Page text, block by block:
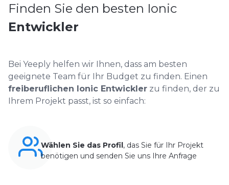
Finden Sie den besten Ionic
Entwickler
Bei Yeeply helfen wir Ihnen, dass am besten
geeignete Team für Ihr Budget zu finden. Einen
freiberuflichen Ionic Entwickler zu finden, der zu
Ihrem Projekt passt, ist so einfach:
Wählen Sie das Profil, das Sie für Ihr Projekt
benötigen und senden Sie uns Ihre Anfrage